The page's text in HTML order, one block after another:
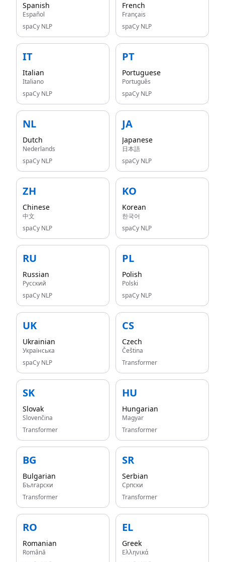
Spanish
Español
spaCy NLP
French
Français
spaCy NLP
IT
Italian
Italiano
spaCy NLP
PT
Portuguese
Português
spaCy NLP
NL
Dutch
Nederlands
spaCy NLP
JA
Japanese
日本語
spaCy NLP
ZH
Chinese
中文
spaCy NLP
KO
Korean
한국어
spaCy NLP
RU
Russian
Русский
spaCy NLP
PL
Polish
Polski
spaCy NLP
UK
Ukrainian
Українська
spaCy NLP
CS
Czech
Čeština
Transformer
SK
Slovak
Slovenčina
Transformer
HU
Hungarian
Magyar
Transformer
BG
Bulgarian
Български
Transformer
SR
Serbian
Српски
Transformer
RO
Romanian
Română
EL
Greek
Ελληνικά